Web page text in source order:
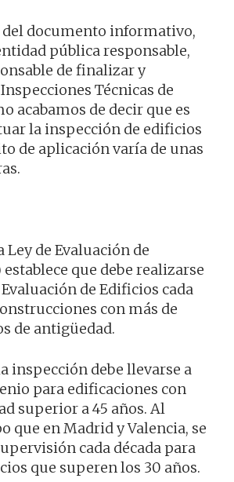
del documento informativo,
pública responsable,
de finalizar y
Técnicas de
acabamos de decir que es
la inspección de edificios
de aplicación varía de unas
Ley de Evaluación de
que debe realizarse
de Edificios cada
con más de
de antigüedad.
inspección debe llevarse a
para edificaciones con
superior a 45 años. Al
que en Madrid y Valencia, se
cada década para
que superen los 30 años.